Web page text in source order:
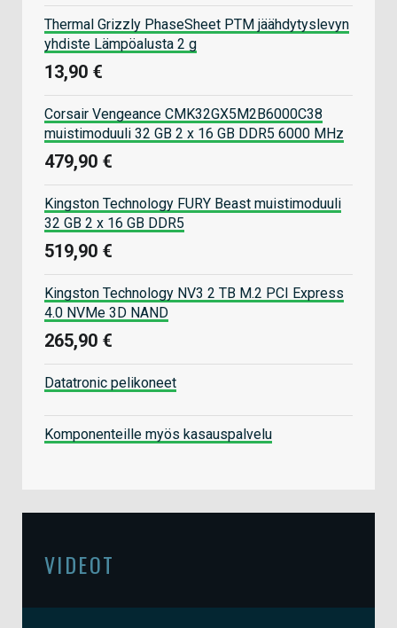
Thermal Grizzly PhaseSheet PTM jäähdytyslevyn
yhdiste Lämpöalusta 2 g
13,90 €
Corsair Vengeance CMK32GX5M2B6000C38
muistimoduuli 32 GB 2 x 16 GB DDR5 6000 MHz
479,90 €
Kingston Technology FURY Beast muistimoduuli
32 GB 2 x 16 GB DDR5
519,90 €
Kingston Technology NV3 2 TB M.2 PCI Express
4.0 NVMe 3D NAND
265,90 €
Datatronic pelikoneet
Komponenteille myös kasauspalvelu
VIDEOT